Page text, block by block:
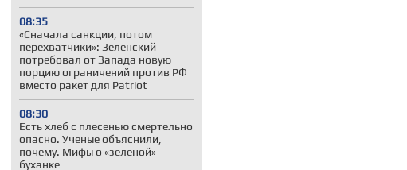
08:35
«Сначала санкции, потом
перехватчики»: Зеленский
потребовал от Запада новую
порцию ограничений против РФ
вместо ракет для Patriot
08:30
Есть хлеб с плесенью смертельно
опасно. Ученые объяснили,
почему. Мифы о «зеленой»
буханке